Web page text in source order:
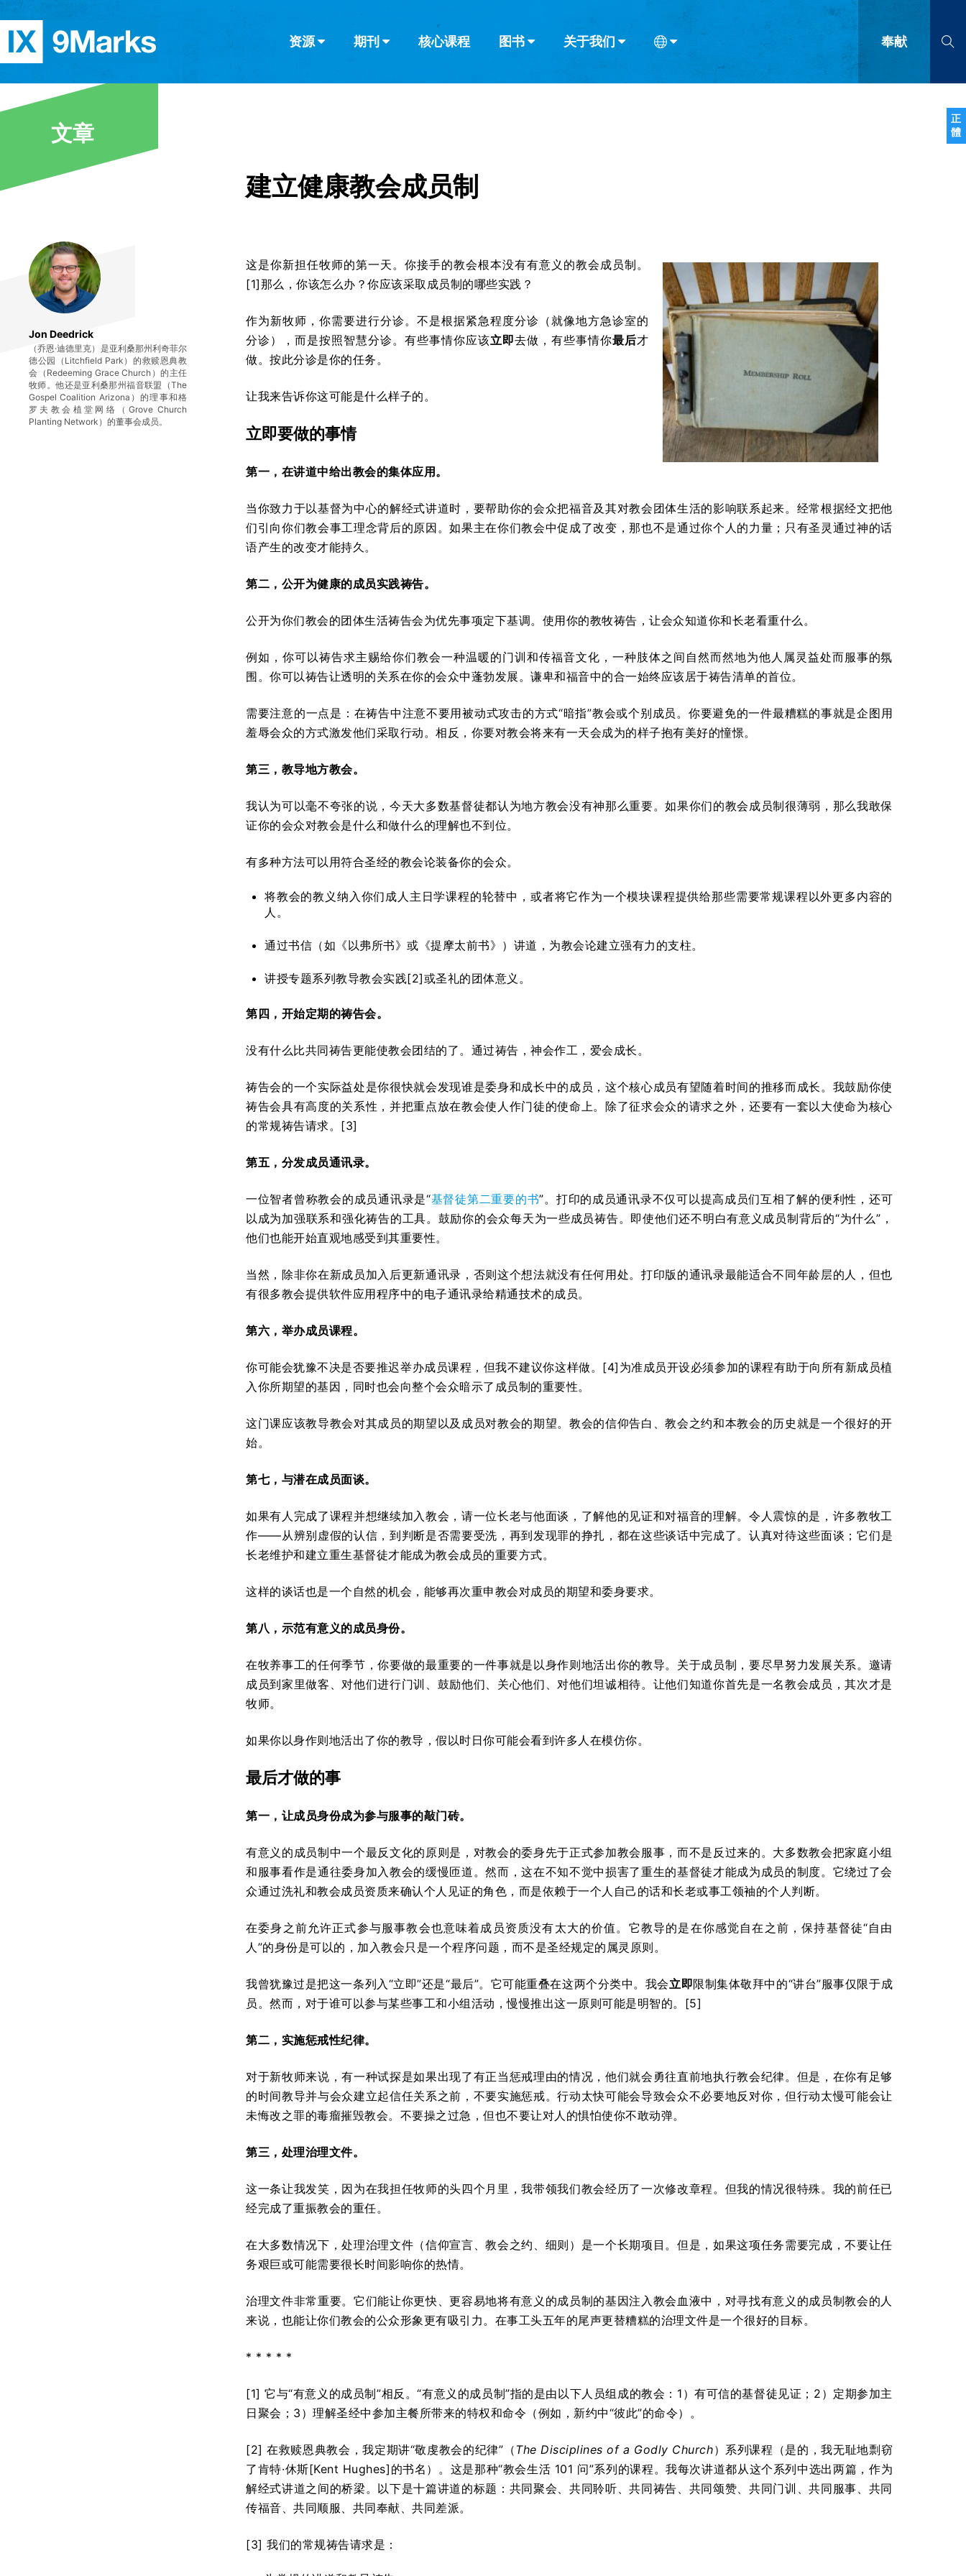
正
體
资源 期刊 核心课程 图书 关于我们 奉献
查看全部
查看全部
简体中文
文章
Jon Deedrick
（乔恩·迪德里克）是亚利桑那州利奇菲尔
德公园（Litchfield Park）的救赎恩典教
会（Redeeming Grace Church）的主任
牧师。他还是亚利桑那州福音联盟（The
Gospel Coalition Arizona）的理事和格
罗夫教会植堂网络（Grove Church
Planting Network）的董事会成员。
建立健康教会成员制
这是你新担任牧师的第一天。你接手的教会根本没有有意义的教会成员制。
[1]那么，你该怎么办？你应该采取成员制的哪些实践？
作为新牧师，你需要进行分诊。不是根据紧急程度分诊（就像地方急诊室的
分诊），而是按照智慧分诊。有些事情你应该立即去做，有些事情你最后才
做。按此分诊是你的任务。
让我来告诉你这可能是什么样子的。
立即要做的事情
第一，在讲道中给出教会的集体应用。
当你致力于以基督为中心的解经式讲道时，要帮助你的会众把福音及其对教会团体生活的影响联系起来。经常根据经文把他
们引向你们教会事工理念背后的原因。如果主在你们教会中促成了改变，那也不是通过你个人的力量；只有圣灵通过神的话
语产生的改变才能持久。
第二，公开为健康的成员实践祷告。
公开为你们教会的团体生活祷告会为优先事项定下基调。使用你的教牧祷告，让会众知道你和长老看重什么。
例如，你可以祷告求主赐给你们教会一种温暖的门训和传福音文化，一种肢体之间自然而然地为他人属灵益处而服事的氛
围。你可以祷告让透明的关系在你的会众中蓬勃发展。谦卑和福音中的合一始终应该居于祷告清单的首位。
需要注意的一点是：在祷告中注意不要用被动式攻击的方式“暗指”教会或个别成员。你要避免的一件最糟糕的事就是企图用
羞辱会众的方式激发他们采取行动。相反，你要对教会将来有一天会成为的样子抱有美好的憧憬。
第三，教导地方教会。
我认为可以毫不夸张的说，今天大多数基督徒都认为地方教会没有神那么重要。如果你们的教会成员制很薄弱，那么我敢保
证你的会众对教会是什么和做什么的理解也不到位。
有多种方法可以用符合圣经的教会论装备你的会众。
将教会的教义纳入你们成人主日学课程的轮替中，或者将它作为一个模块课程提供给那些需要常规课程以外更多内容的
人。
通过书信（如《以弗所书》或《提摩太前书》）讲道，为教会论建立强有力的支柱。
讲授专题系列教导教会实践[2]或圣礼的团体意义。
第四，开始定期的祷告会。
没有什么比共同祷告更能使教会团结的了。通过祷告，神会作工，爱会成长。
祷告会的一个实际益处是你很快就会发现谁是委身和成长中的成员，这个核心成员有望随着时间的推移而成长。我鼓励你使
祷告会具有高度的关系性，并把重点放在教会使人作门徒的使命上。除了征求会众的请求之外，还要有一套以大使命为核心
的常规祷告请求。[3]
第五，分发成员通讯录。
一位智者曾称教会的成员通讯录是“基督徒第二重要的书”。打印的成员通讯录不仅可以提高成员们互相了解的便利性，还可
以成为加强联系和强化祷告的工具。鼓励你的会众每天为一些成员祷告。即使他们还不明白有意义成员制背后的“为什么”，
他们也能开始直观地感受到其重要性。
当然，除非你在新成员加入后更新通讯录，否则这个想法就没有任何用处。打印版的通讯录最能适合不同年龄层的人，但也
有很多教会提供软件应用程序中的电子通讯录给精通技术的成员。
第六，举办成员课程。
你可能会犹豫不决是否要推迟举办成员课程，但我不建议你这样做。[4]为准成员开设必须参加的课程有助于向所有新成员植
入你所期望的基因，同时也会向整个会众暗示了成员制的重要性。
这门课应该教导教会对其成员的期望以及成员对教会的期望。教会的信仰告白、教会之约和本教会的历史就是一个很好的开
始。
第七，与潜在成员面谈。
如果有人完成了课程并想继续加入教会，请一位长老与他面谈，了解他的见证和对福音的理解。令人震惊的是，许多教牧工
作——从辨别虚假的认信，到判断是否需要受洗，再到发现罪的挣扎，都在这些谈话中完成了。认真对待这些面谈；它们是
长老维护和建立重生基督徒才能成为教会成员的重要方式。
这样的谈话也是一个自然的机会，能够再次重申教会对成员的期望和委身要求。
第八，示范有意义的成员身份。
在牧养事工的任何季节，你要做的最重要的一件事就是以身作则地活出你的教导。关于成员制，要尽早努力发展关系。邀请
成员到家里做客、对他们进行门训、鼓励他们、关心他们、对他们坦诚相待。让他们知道你首先是一名教会成员，其次才是
牧师。
如果你以身作则地活出了你的教导，假以时日你可能会看到许多人在模仿你。
最后才做的事
第一，让成员身份成为参与服事的敲门砖。
有意义的成员制中一个最反文化的原则是，对教会的委身先于正式参加教会服事，而不是反过来的。大多数教会把家庭小组
和服事看作是通往委身加入教会的缓慢匝道。然而，这在不知不觉中损害了重生的基督徒才能成为成员的制度。它绕过了会
众通过洗礼和教会成员资质来确认个人见证的角色，而是依赖于一个人自己的话和长老或事工领袖的个人判断。
在委身之前允许正式参与服事教会也意味着成员资质没有太大的价值。它教导的是在你感觉自在之前，保持基督徒“自由
人”的身份是可以的，加入教会只是一个程序问题，而不是圣经规定的属灵原则。
我曾犹豫过是把这一条列入“立即”还是“最后”。它可能重叠在这两个分类中。我会立即限制集体敬拜中的“讲台”服事仅限于成
员。然而，对于谁可以参与某些事工和小组活动，慢慢推出这一原则可能是明智的。[5]
第二，实施惩戒性纪律。
对于新牧师来说，有一种试探是如果出现了有正当惩戒理由的情况，他们就会勇往直前地执行教会纪律。但是，在你有足够
的时间教导并与会众建立起信任关系之前，不要实施惩戒。行动太快可能会导致会众不必要地反对你，但行动太慢可能会让
未悔改之罪的毒瘤摧毁教会。不要操之过急，但也不要让对人的惧怕使你不敢动弹。
第三，处理治理文件。
这一条让我发笑，因为在我担任牧师的头四个月里，我带领我们教会经历了一次修改章程。但我的情况很特殊。我的前任已
经完成了重振教会的重任。
在大多数情况下，处理治理文件（信仰宣言、教会之约、细则）是一个长期项目。但是，如果这项任务需要完成，不要让任
务艰巨或可能需要很长时间影响你的热情。
治理文件非常重要。它们能让你更快、更容易地将有意义的成员制的基因注入教会血液中，对寻找有意义的成员制教会的人
来说，也能让你们教会的公众形象更有吸引力。在事工头五年的尾声更替糟糕的治理文件是一个很好的目标。
* * * * *
[1] 它与“有意义的成员制”相反。“有意义的成员制”指的是由以下人员组成的教会：1）有可信的基督徒见证；2）定期参加主
日聚会；3）理解圣经中参加主餐所带来的特权和命令（例如，新约中“彼此”的命令）。
[2] 在救赎恩典教会，我定期讲“敬虔教会的纪律”（The Disciplines of a Godly Church）系列课程（是的，我无耻地剽窃
了肯特·休斯[Kent Hughes]的书名）。这是那种“教会生活 101 问”系列的课程。我每次讲道都从这个系列中选出两篇，作为
解经式讲道之间的桥梁。以下是十篇讲道的标题：共同聚会、共同聆听、共同祷告、共同颂赞、共同门训、共同服事、共同
传福音、共同顺服、共同奉献、共同差派。
[3] 我们的常规祷告请求是：